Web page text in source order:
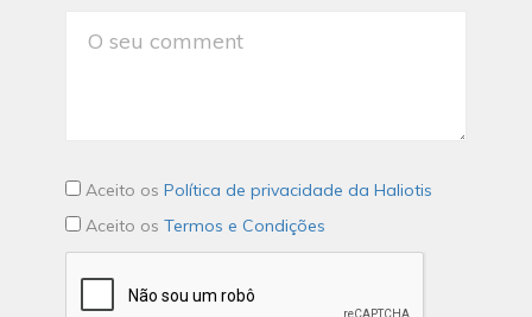
Aceito os Política de privacidade da Haliotis
Aceito os Termos e Condições